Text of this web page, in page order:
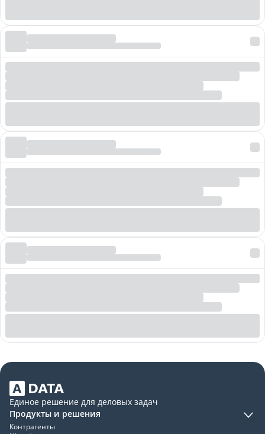
Единое решение для деловых задач
Продукты и решения
Контрагенты